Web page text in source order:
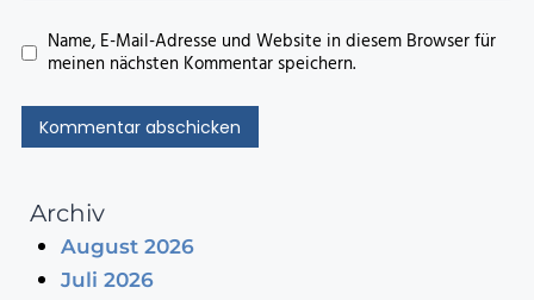
Name, E-Mail-Adresse und Website in diesem Browser für
meinen nächsten Kommentar speichern.
Archiv
August 2026
Juli 2026